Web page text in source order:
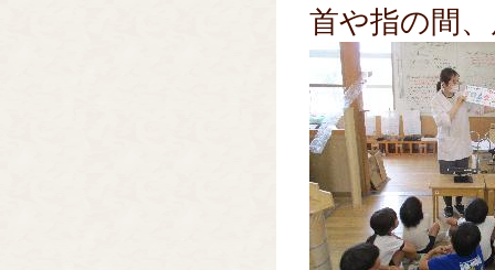
首や指の間